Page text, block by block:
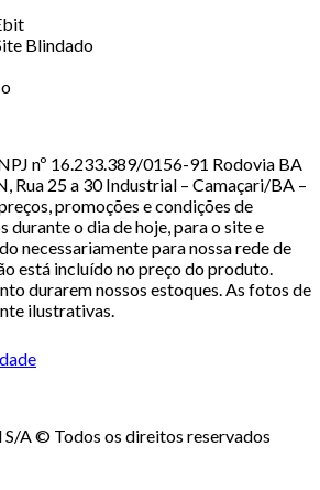
nº 16.233.389/0156-91 Rodovia BA
Rua 25 a 30 Industrial – Camaçari/BA –
promoções e condições de
durante o dia de hoje, para o site e
necessariamente para nossa rede de
está incluído no preço do produto.
durarem nossos estoques. As fotos de
ilustrativas.
A © Todos os direitos reservados